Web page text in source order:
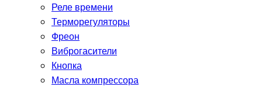
Реле времени
Терморегуляторы
Фреон
Виброгасители
Кнопка
Масла компрессора